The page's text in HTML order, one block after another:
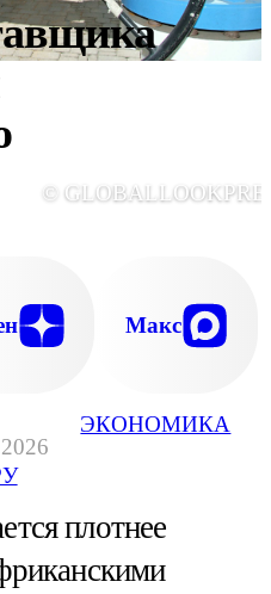
ЭКОНОМИКА
©
Макс
плотнее